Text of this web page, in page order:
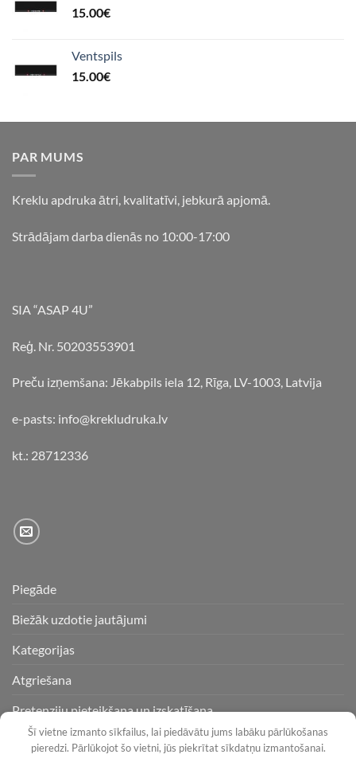
15.00€
Ventspils
15.00€
PAR MUMS
Kreklu apdruka ātri, kvalitatīvi, jebkurā apjomā.
Strādājam darba dienās no 10:00-17:00
SIA “ASAP 4U”
Reģ. Nr. 50203553901
Preču izņemšana: Jēkabpils iela 12, Rīga, LV-1003, Latvija
e-pasts: info@krekludruka.lv
kt.: 28712336
Piegāde
Biežāk uzdotie jautājumi
Kategorijas
Atgriešana
Pretenziju pieteikšana un izskatīšana
Šī vietne izmanto sīkfailus, lai piedāvātu jums labāku pārlūkošanas
pieredzi. Pārlūkojot šo vietni, jūs piekrītat sīkdatņu izmantošanai.